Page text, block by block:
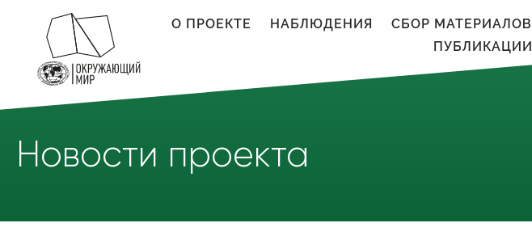
О ПРОЕКТЕ НАБЛЮДЕНИЯ CБОР МАТЕРИАЛОВ
ПУБЛИКАЦИИ
Новости проекта